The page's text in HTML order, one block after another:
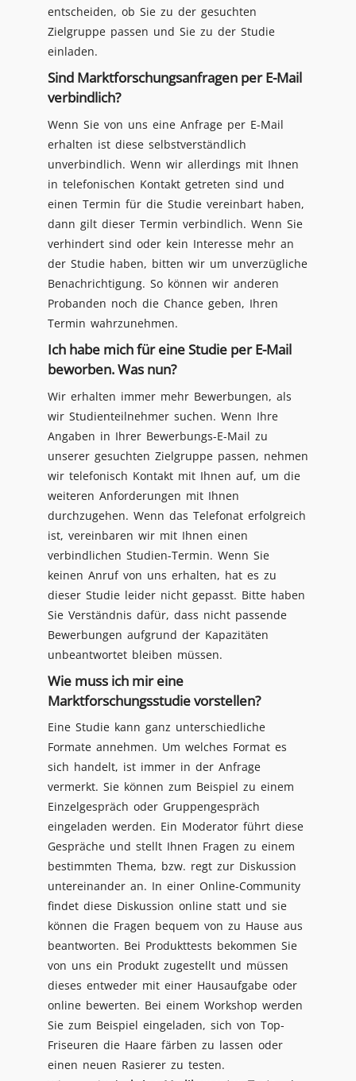
entscheiden, ob Sie zu der gesuchten
Zielgruppe passen und Sie zu der Studie
einladen.
Sind Marktforschungsanfragen per E-Mail
verbindlich?
Wenn Sie von uns eine Anfrage per E-Mail
erhalten ist diese selbstverständlich
unverbindlich. Wenn wir allerdings mit Ihnen
in telefonischen Kontakt getreten sind und
einen Termin für die Studie vereinbart haben,
dann gilt dieser Termin verbindlich. Wenn Sie
verhindert sind oder kein Interesse mehr an
der Studie haben, bitten wir um unverzügliche
Benachrichtigung. So können wir anderen
Probanden noch die Chance geben, Ihren
Termin wahrzunehmen.
Ich habe mich für eine Studie per E-Mail
beworben. Was nun?
Wir erhalten immer mehr Bewerbungen, als
wir Studienteilnehmer suchen. Wenn Ihre
Angaben in Ihrer Bewerbungs-E-Mail zu
unserer gesuchten Zielgruppe passen, nehmen
wir telefonisch Kontakt mit Ihnen auf, um die
weiteren Anforderungen mit Ihnen
durchzugehen. Wenn das Telefonat erfolgreich
ist, vereinbaren wir mit Ihnen einen
verbindlichen Studien-Termin. Wenn Sie
keinen Anruf von uns erhalten, hat es zu
dieser Studie leider nicht gepasst. Bitte haben
Sie Verständnis dafür, dass nicht passende
Bewerbungen aufgrund der Kapazitäten
unbeantwortet bleiben müssen.
Wie muss ich mir eine
Marktforschungsstudie vorstellen?
Eine Studie kann ganz unterschiedliche
Formate annehmen. Um welches Format es
sich handelt, ist immer in der Anfrage
vermerkt. Sie können zum Beispiel zu einem
Einzelgespräch oder Gruppengespräch
eingeladen werden. Ein Moderator führt diese
Gespräche und stellt Ihnen Fragen zu einem
bestimmten Thema, bzw. regt zur Diskussion
untereinander an. In einer Online-Community
findet diese Diskussion online statt und sie
können die Fragen bequem von zu Hause aus
beantworten. Bei Produkttests bekommen Sie
von uns ein Produkt zugestellt und müssen
dieses entweder mit einer Hausaufgabe oder
online bewerten. Bei einem Workshop werden
Sie zum Beispiel eingeladen, sich von Top-
Friseuren die Haare färben zu lassen oder
einen neuen Rasierer zu testen.